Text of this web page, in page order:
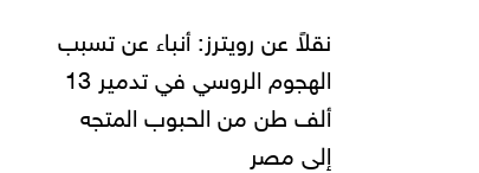
هل سيعزز مركز التوزيع
اللوجيستي الروسي في قناة
السويس من إمكانية توزيع
القمح إلى الدول الاخرى؟